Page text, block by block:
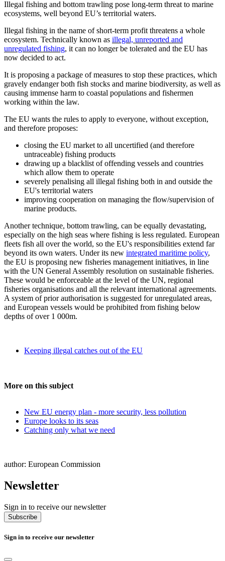
Illegal fishing and bottom trawling pose long‑term threat to marine
ecosystems, well beyond EU’s territorial waters.
Illegal fishing in the name of short‑term profit threatens a whole
ecosystem. Technically known as illegal, unreported and
unregulated fishing, it can no longer be tolerated and the EU has
now decided to act.
It is proposing a package of measures to stop these practices, which
gravely endanger both fish stocks and marine biodiversity, as well as
causing immense harm to coastal populations and fishermen
working within the law.
The EU wants the rules to apply to everyone, without exception,
and therefore proposes:
closing the EU market to all uncertified (and therefore
untraceable) fishing products
drawing up a blacklist of offending vessels and countries
which allow them to operate
severely penalising all illegal fishing both in and outside the
EU's territorial waters
improving cooperation on managing the flow/supervision of
marine products.
Another technique, bottom trawling, can be equally devastating,
especially on the high seas where fishing is less regulated. European
fleets fish all over the world, so the EU's responsibilities extend far
beyond its own waters. Under its new integrated maritime policy,
the EU is proposing new fisheries management initiatives, in line
with the UN General Assembly resolution on sustainable fisheries.
These would be enforceable at the level of the UN, regional
fisheries organisations and all the relevant international agreements.
A system of prior authorisation is suggested for unregulated areas,
and European vessels would be prohibited from fishing below
depths of over 1 000m.
Keeping illegal catches out of the EU
More on this subject
New EU energy plan - more security, less pollution
Europe looks to its seas
Catching only what we need
author: European Commission
Newsletter
Sign in to receive our newsletter
Subscribe
Sign in to receive our newsletter